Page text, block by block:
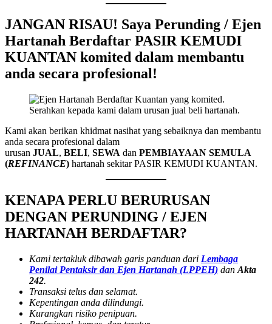
JANGAN RISAU! Saya Perunding / Ejen
Hartanah Berdaftar PASIR KEMUDI
KUANTAN komited dalam membantu
anda secara profesional!
Serahkan kepada kami dalam urusan jual beli hartanah.
Kami akan berikan khidmat nasihat yang sebaiknya dan membantu
anda secara profesional dalam
urusan JUAL, BELI, SEWA dan PEMBIAYAAN SEMULA
(REFINANCE) hartanah sekitar PASIR KEMUDI KUANTAN.
KENAPA PERLU BERURUSAN
DENGAN PERUNDING / EJEN
HARTANAH BERDAFTAR?
Kami tertakluk dibawah garis panduan dari Lembaga
Penilai Pentaksir dan Ejen Hartanah (LPPEH) dan Akta
242.
Transaksi telus dan selamat.
Kepentingan anda dilindungi.
Kurangkan risiko penipuan.